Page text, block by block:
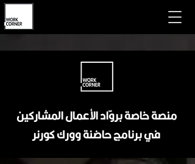
منصة خاصة بروّاد الأعمال المشاركين
في برنامج حاضنة وورك كورنر